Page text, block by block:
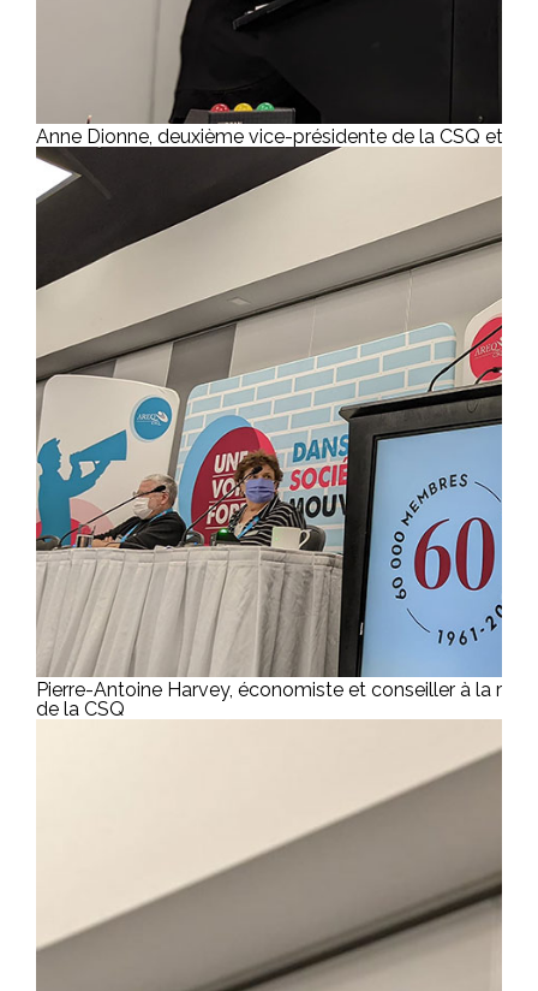
Anne Dionne, deuxième vice-présidente de la CSQ et
Pierre-Antoine Harvey, économiste et conseiller à la
de la CSQ